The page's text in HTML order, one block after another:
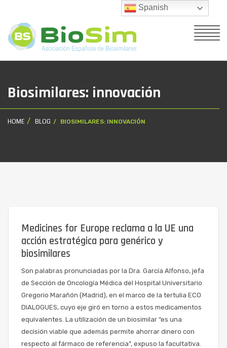
Biosimilares: innovación
HOME BLOG BIOSIMILARES: INNOVACIÓN
Medicines for Europe reclama a la UE una
acción estratégica para genérico y
biosimilares
Son palabras pronunciadas por la Dra. García Alfonso, jefa
de Sección de Oncología Médica del Hospital Universitario
Gregorio Marañón (Madrid), en el marco de la tertulia ECO
DIALOGUES, cuyo eje giró en torno a estos medicamentos
equivalentes. La utilización de un biosimilar “es una
decisión viable que además permite ahorrar dinero con
respecto al fármaco de referencia”, expuso la facultativa.
Spanish